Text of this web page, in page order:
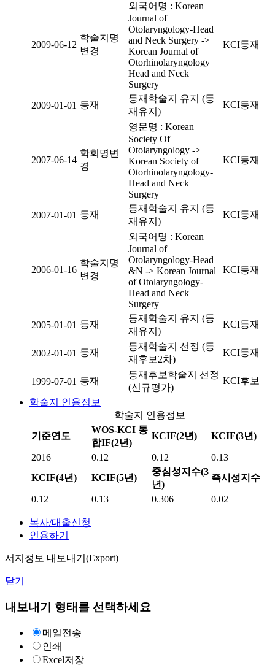
2009-06-12
학술지명
변경
외국어명 : Korean
Journal of
Otolaryngology-Head
and Neck Surgery ->
Korean Journal of
Otorhinolaryngology
Head and Neck
Surgery
KCI등재
2009-01-01 등재
등재학술지 유지 (등
재유지)
KCI등재
2007-06-14
학회명변
경
영문명 : Korean
Society Of
Otolaryngology ->
Korean Society of
Otorhinolaryngology-
Head and Neck
Surgery
KCI등재
2007-01-01 등재
등재학술지 유지 (등
재유지)
KCI등재
2006-01-16
학술지명
변경
외국어명 : Korean
Journal of
Otolaryngology-Head
&N -> Korean Journal
of Otolaryngology-
Head and Neck
Surgery
KCI등재
2005-01-01 등재
등재학술지 유지 (등
재유지)
KCI등재
2002-01-01 등재
등재학술지 선정 (등
재후보2차)
KCI등재
1999-07-01 등재
등재후보학술지 선정
(신규평가)
KCI후보
학술지 인용정보
학술지 인용정보
기준연도
WOS-KCI 통
합IF(2년)
KCIF(2년) KCIF(3년)
2016 0.12 0.12
0.13
KCIF(4년)
KCIF(5년)
중심성지수(3
년)
즉시성지수
0.12 0.13 0.306 0.02
복사/대출신청
인용하기
서지정보 내보내기(Export)
닫기
내보내기 형태를 선택하세요
메일전송
인쇄
Excel저장